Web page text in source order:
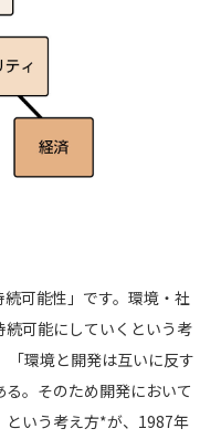
可能性」です。環境・社
可能にしていくという考
「環境と開発は互いに反す
。そのため開発において
という考え方*が、1987年